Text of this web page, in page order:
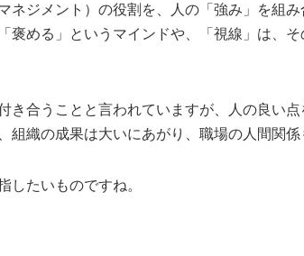
ネジメント）の役割を、人の「強み」を組
褒める」というマインドや、「視線」は、
き合うことと言われていますが、人の良い
組織の成果は大いにあがり、職場の人間関係
したいものですね。